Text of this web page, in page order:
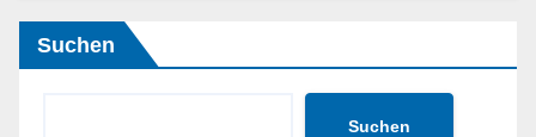
Suchen
Suchen